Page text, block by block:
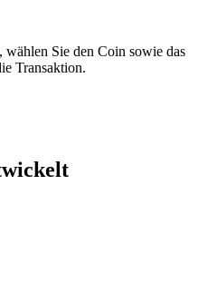
Sie den Coin sowie das
Transaktion.